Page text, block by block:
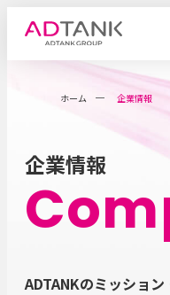
ホーム 企業情報
企業情報
ADTANKのミッショ